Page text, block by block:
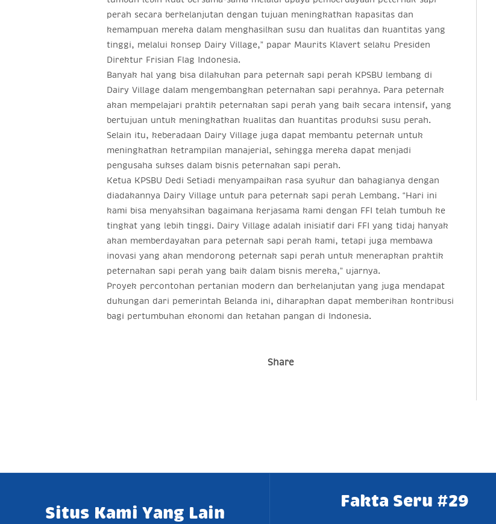
perah secara berkelanjutan dengan tujuan meningkatkan kapasitas dan
kemampuan mereka dalam menghasilkan susu dan kualitas dan kuantitas yang
tinggi, melalui konsep Dairy Village,” papar Maurits Klavert selaku Presiden
Direktur Frisian Flag Indonesia.
Banyak hal yang bisa dilakukan para peternak sapi perah KPSBU lembang di
Dairy Village dalam mengembangkan peternakan sapi perahnya. Para peternak
akan mempelajari praktik peternakan sapi perah yang baik secara intensif, yang
bertujuan untuk meningkatkan kualitas dan kuantitas produksi susu perah.
Selain itu, keberadaan Dairy Village juga dapat membantu peternak untuk
meningkatkan ketrampilan manajerial, sehingga mereka dapat menjadi
pengusaha sukses dalam bisnis peternakan sapi perah.
Ketua KPSBU Dedi Setiadi menyampaikan rasa syukur dan bahagianya dengan
diadakannya Dairy Village untuk para peternak sapi perah Lembang. “Hari ini
kami bisa menyaksikan bagaimana kerjasama kami dengan FFI telah tumbuh ke
tingkat yang lebih tinggi. Dairy Village adalah inisiatif dari FFI yang tidaj hanyak
akan memberdayakan para peternak sapi perah kami, tetapi juga membawa
inovasi yang akan mendorong peternak sapi perah untuk menerapkan praktik
peternakan sapi perah yang baik dalam bisnis mereka,” ujarnya.
Proyek percontohan pertanian modern dan berkelanjutan yang juga mendapat
dukungan dari pemerintah Belanda ini, diharapkan dapat memberikan kontribusi
bagi pertumbuhan ekonomi dan ketahan pangan di Indonesia.
Share
Situs Kami Yang Lain
Fakta Seru #29